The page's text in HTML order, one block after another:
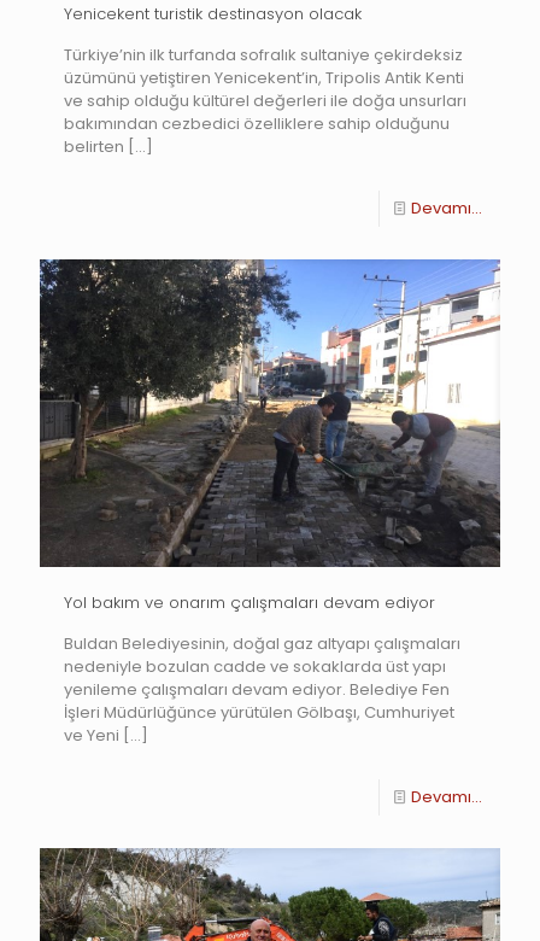
Yenicekent turistik destinasyon olacak
Türkiye’nin ilk turfanda sofralık sultaniye çekirdeksiz
üzümünü yetiştiren Yenicekent’in, Tripolis Antik Kenti
ve sahip olduğu kültürel değerleri ile doğa unsurları
bakımından cezbedici özelliklere sahip olduğunu
belirten […]
Devamı...
Yol bakım ve onarım çalışmaları devam ediyor
Buldan Belediyesinin, doğal gaz altyapı çalışmaları
nedeniyle bozulan cadde ve sokaklarda üst yapı
yenileme çalışmaları devam ediyor. Belediye Fen
İşleri Müdürlüğünce yürütülen Gölbaşı, Cumhuriyet
ve Yeni […]
Devamı...